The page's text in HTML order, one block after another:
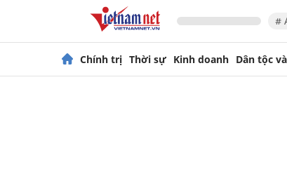
#
Chính trị Thời sự Kinh doanh Dân tộc